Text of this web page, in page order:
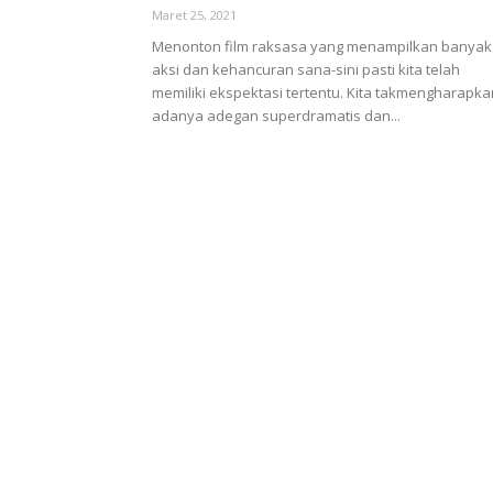
Maret 25, 2021
Menonton film raksasa yang menampilkan banyak
aksi dan kehancuran sana-sini pasti kita telah
memiliki ekspektasi tertentu. Kita
adanya adegan superdramatis dan...